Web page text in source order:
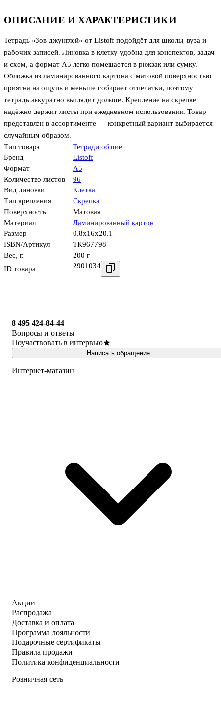
ОПИСАНИЕ И ХАРАКТЕРИСТИКИ
Тетрадь «Зов джунглей» от Listoff подойдёт для школы, вуза и
рабочих записей. Линовка в клетку удобна для конспектов, задач
и схем, а формат А5 легко помещается в рюкзак или сумку.
Обложка из ламинированного картона с матовой поверхностью
приятна на ощупь и меньше собирает отпечатки, поэтому
тетрадь аккуратно выглядит дольше. Крепление на скрепке
надёжно держит листы при ежедневном использовании. Товар
представлен в ассортименте — конкретный вариант выбирается
случайным образом.
Тип товара
Тетради общие
Бренд
Listoff
Формат
А5
Количество листов
96
Вид линовки
Клетка
Тип крепления
Скрепка
Поверхность
Матовая
Материал
Ламинированный картон
Размер
0.8x16x20.1
ISBN/Артикул
ТК967798
Вес, г.
200 г
ID товара
2901034
8 495 424-84-44
Вопросы и ответы
Поучаствовать в интервью
Написать обращение
Интернет-магазин
Акции
Распродажа
Доставка и оплата
Программа лояльности
Подарочные сертификаты
Правила продажи
Политика конфиденциальности
Розничная сеть